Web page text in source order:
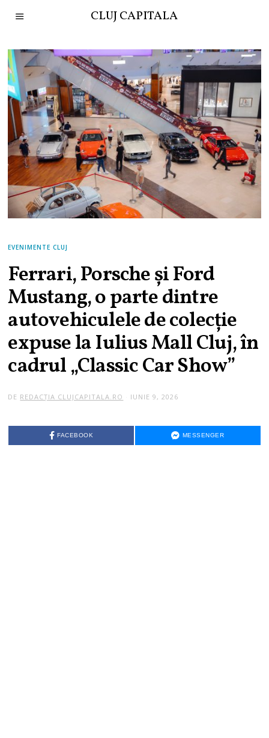
CLUJ CAPITALA
EVENIMENTE CLUJ
Ferrari, Porsche și Ford
Mustang, o parte dintre
autovehiculele de colecție
expuse la Iulius Mall Cluj, în
cadrul „Classic Car Show”
DE REDACȚIA CLUJCAPITALA.RO IUNIE 9, 2026
FACEBOOK MESSENGER